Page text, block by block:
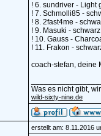
! 6. sundriver - Light
! 7. Schmolli85 -
! 8. 2fast4me -
! 9. Masuki -
! 10. Gauss -
! 11. Frakon -
coach-stefan, deine
Was es nicht gibt,
wild-sixty-nine.de
erstellt am: 8.11.2016